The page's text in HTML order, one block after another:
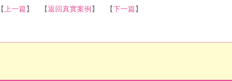
【上一篇】 【返回真實案例】 【下一篇】